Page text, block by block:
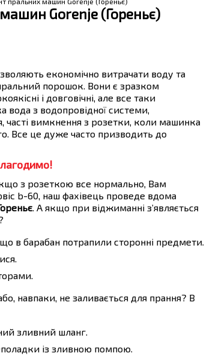
Gorenje (Гореньє)
економічно витрачати воду та
порошок. Вони є зразком
і довговічні, але все таки
з водопровідної системи,
часті вимкнення з розетки, коли машинка
Все це дуже часто призводить до
з розеткою все нормально, Вам
b-60, наш фахівець проведе вдома
. А якщо при віджиманні з’являється
в барабан потрапили сторонні предмети.
навпаки, не заливається для прання? В
зливний шланг.
із зливною помпою.